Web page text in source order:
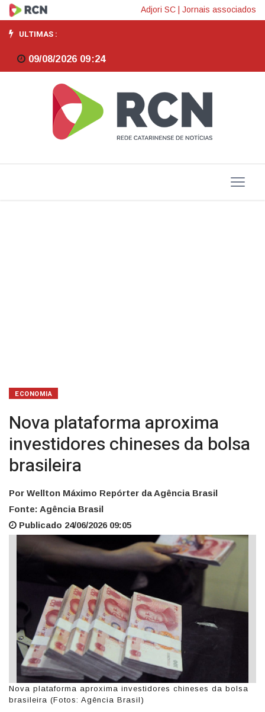
Nova
plataforma
aproxima
investidores
chineses
bolsa
Adjori SC Jornais associados
ULTIMAS :
09/08/2026 09:24
ECONOMIA
Nova plataforma aproxima
investidores chineses da bolsa
brasileira
Por Wellton Máximo Repórter da Agência Brasil
Fonte: Agência Brasil
Publicado 24/06/2026 09:05
Nova plataforma aproxima investidores chineses da bolsa
brasileira (Fotos: Agência Brasil)